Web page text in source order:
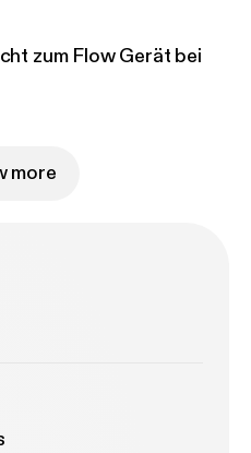
zum Flow Gerät bei
more